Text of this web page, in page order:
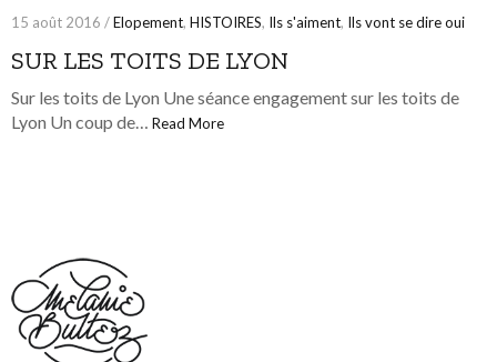
15 août 2016 /Elopement, HISTOIRES, Ils s'aiment, Ils vont se dire oui
SUR LES TOITS DE LYON
Sur les toits de Lyon Une séance engagement sur les toits de
Lyon Un coup de… Read More